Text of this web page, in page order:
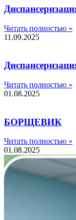
Читать полностью »
11.09.2025
Читать полностью »
01.08.2025
БОРЩЕВИК
Читать полностью »
01.08.2025